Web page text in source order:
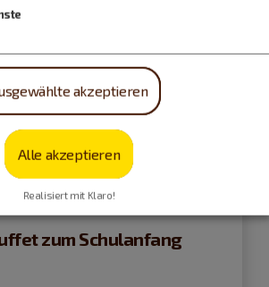
zum Schulanfang
akzeptieren
Alle akzeptieren
Realisiert mit Klaro!